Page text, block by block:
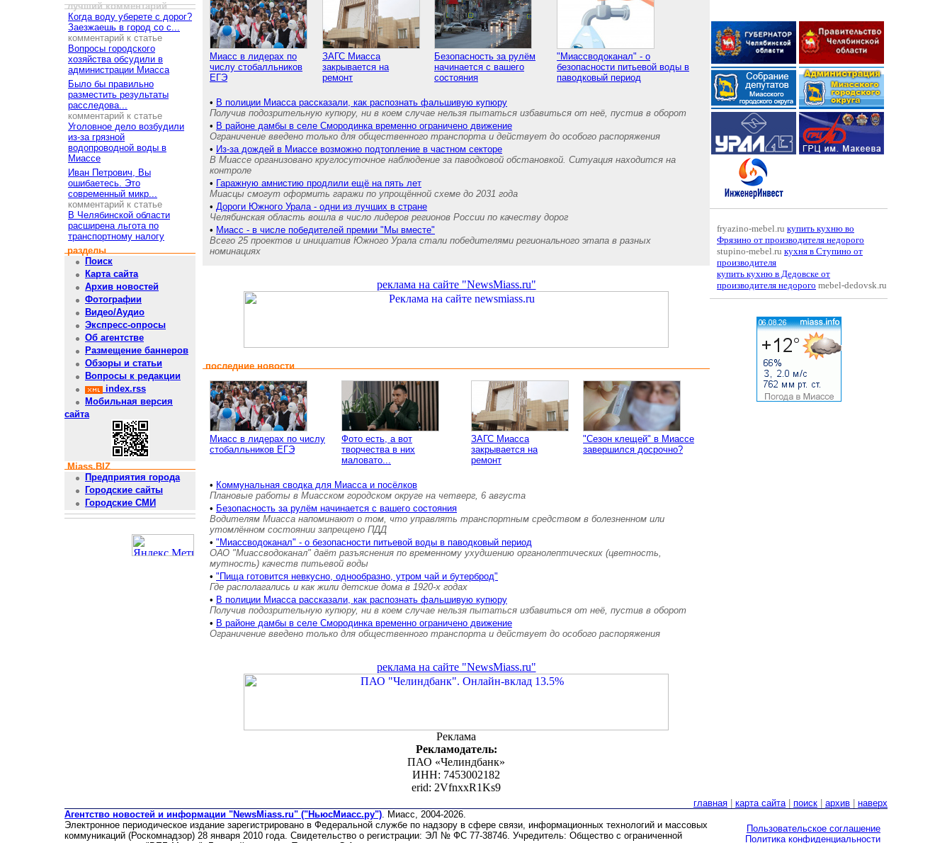
лучший комментарий
Когда воду уберете с дорог?
Заезжаешь в город со с...
комментарий к статье
Вопросы городского
хозяйства обсудили в
администрации Миасса
Было бы правильно
разместить результаты
расследова...
комментарий к статье
Уголовное дело возбудили
из-за грязной
водопроводной воды в
Миассе
Иван Петрович, Вы
ошибаетесь. Это
современный микр...
комментарий к статье
В Челябинской области
расширена льгота по
транспортному налогу
разделы
Поиск
Карта сайта
Архив новостей
Фотографии
Видео/Аудио
Экспресс-опросы
Об агентстве
Размещение баннеров
Обзоры и статьи
Вопросы к редакции
index.rss
Мобильная версия
сайта
Miass.BIZ
Предприятия города
Городские сайты
Городские СМИ
Миасс в лидерах по
числу стобалльников
ЕГЭ
ЗАГС Миасса
закрывается на
ремонт
Безопасность за рулём
начинается с вашего
состояния
"Миассводоканал" - о
безопасности питьевой воды в
паводковый период
• В полиции Миасса рассказали, как распознать фальшивую купюру
Получив подозрительную купюру, ни в коем случае нельзя пытаться избавиться от неё, пустив в оборот
• В районе дамбы в селе Смородинка временно ограничено движение
Ограничение введено только для общественного транспорта и действует до особого распоряжения
• Из-за дождей в Миассе возможно подтопление в частном секторе
В Миассе организовано круглосуточное наблюдение за паводковой обстановкой. Ситуация находится на
контроле
• Гаражную амнистию продлили ещё на пять лет
Миасцы смогут оформить гаражи по упрощённой схеме до 2031 года
• Дороги Южного Урала - одни из лучших в стране
Челябинская область вошла в число лидеров регионов России по качеству дорог
• Миасс - в числе победителей премии "Мы вместе"
Всего 25 проектов и инициатив Южного Урала стали победителями регионального этапа в разных
номинациях
реклама на сайте "NewsMiass.ru"
последние новости
Миасс в лидерах по числу
стобалльников ЕГЭ
Фото есть, а вот
творчества в них
маловато...
ЗАГС Миасса
закрывается на
ремонт
"Сезон клещей" в Миассе
завершился досрочно?
• Коммунальная сводка для Миасса и посёлков
Плановые работы в Миасском городском округе на четверг, 6 августа
• Безопасность за рулём начинается с вашего состояния
Водителям Миасса напоминают о том, что управлять транспортным средством в болезненном или
утомлённом состоянии запрещено ПДД
• "Миассводоканал" - о безопасности питьевой воды в паводковый период
ОАО "Миассводоканал" даёт разъяснения по временному ухудшению органолептических (цветность,
мутность) качеств питьевой воды
• "Пища готовится невкусно, однообразно, утром чай и бутерброд"
Где располагались и как жили детские дома в 1920-х годах
• В полиции Миасса рассказали, как распознать фальшивую купюру
Получив подозрительную купюру, ни в коем случае нельзя пытаться избавиться от неё, пустив в оборот
• В районе дамбы в селе Смородинка временно ограничено движение
Ограничение введено только для общественного транспорта и действует до особого распоряжения
реклама на сайте "NewsMiass.ru"
Реклама
Рекламодатель:
ПАО «Челиндбанк»
ИНН: 7453002182
erid: 2VfnxxR1Ks9
fryazino-mebel.ru купить кухню во
Фрязино от производителя недорого
stupino-mebel.ru кухня в Ступино от
производителя
купить кухню в Дедовске от
производителя недорого mebel-dedovsk.ru
главная карта сайта| поиск архив
наверх
Агентство новостей и информации "NewsMiass.ru" ("НьюсМиасс.ру"). Миасс, 2004-2026.
Электронное периодическое издание зарегистрировано в Федеральной службе по надзору в сфере связи, информационных технологий и массовых
коммуникаций (Роскомнадзор) 28 января 2010 года. Свидетельство о регистрации: ЭЛ № ФС 77-38746. Учредитель: Общество с ограниченной
Пользовательское соглашение
Политика конфиденциальности